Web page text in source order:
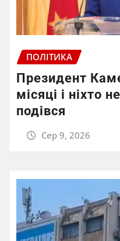
ПОЛІТИКА
Президент
місяці і ніхто
подівся
Сер 9, 2026